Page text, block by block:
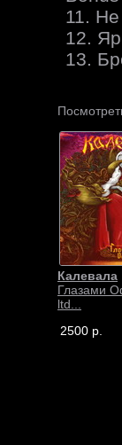
11.
12.
13.
Калевала
Глазами
ltd...
2500 р.